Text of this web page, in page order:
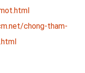
chong-tham-